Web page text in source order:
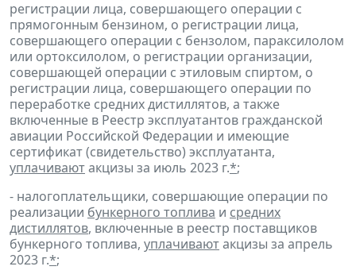
регистрации лица, совершающего операции с
прямогонным бензином, о регистрации лица,
совершающего операции с бензолом, параксилолом
или ортоксилолом, о регистрации организации,
совершающей операции с этиловым спиртом, о
регистрации лица, совершающего операции по
переработке средних дистиллятов, а также
включенные в Реестр эксплуатантов гражданской
авиации Российской Федерации и имеющие
сертификат (свидетельство) эксплуатанта,
уплачиваютакцизы за июль 2023 г.*;
- налогоплательщики, совершающие операции по
реализации бункерного топлива и средних
дистиллятов, включенные в реестр поставщиков
бункерного топлива, уплачиваютакцизы за апрель
2023 г.*;